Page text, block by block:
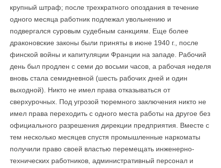
крупный штраф; после трехкратного опоздания в течение
одного месяца работник подлежал увольнению и
подвергался суровым судебным санкциям. Еще более
драконовские законы были приняты в июне 1940 г., после
финской войны и капитуляции Франции на западе. Рабочий
день был продлен с семи до восьми часов, а рабочая неделя
вновь стала семидневной (шесть рабочих дней и один
выходной). Никто не имел права отказываться от
сверхурочных. Под угрозой тюремного заключения никто не
имел права переходить с одного места работы на другое без
официального разрешения дирекции предприятия. Вместе с
тем несколько месяцев спустя промышленные наркоматы
получили право своей властью перемещать инженерно-
технических работников, административный персонал и